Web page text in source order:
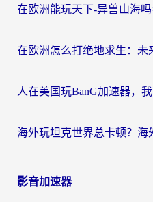
影音加速器